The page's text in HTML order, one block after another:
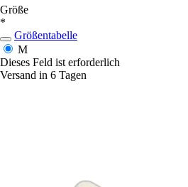
Größe
*
Größentabelle
M
Dieses Feld ist erforderlich
Versand in 6 Tagen